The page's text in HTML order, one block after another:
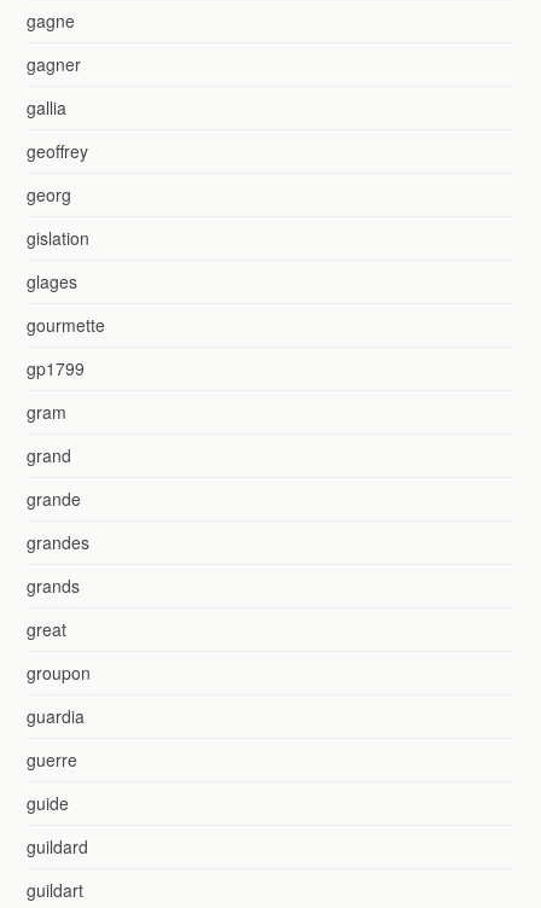
gagne
gagner
gallia
geoffrey
georg
gislation
glages
gourmette
gp1799
gram
grand
grande
grandes
grands
great
groupon
guardia
guerre
guide
guildard
guildart